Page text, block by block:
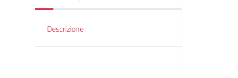
Descrizione